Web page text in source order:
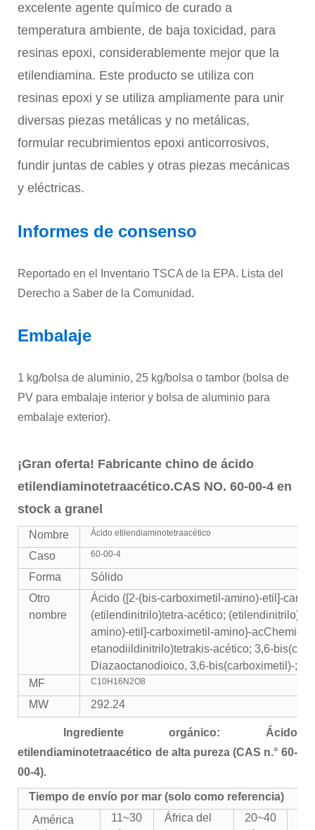
excelente agente químico de curado a
temperatura ambiente, de baja toxicidad, para
resinas epoxi, considerablemente mejor que la
etilendiamina. Este producto se utiliza con
resinas epoxi y se utiliza ampliamente para unir
diversas piezas metálicas y no metálicas,
formular recubrimientos epoxi anticorrosivos,
fundir juntas de cables y otras piezas mecánicas
y eléctricas.
Informes de consenso
Reportado en el Inventario TSCA de la EPA. Lista del
Derecho a Saber de la Comunidad.
Embalaje
1 kg/bolsa de aluminio, 25 kg/bolsa o tambor (bolsa de
PV para embalaje interior y bolsa de aluminio para
embalaje exterior).
¡Gran oferta! Fabricante chino de ácido
etilendiaminotetraacético.CAS NO. 60-00-4 en
stock a granel
Nombre Ácido etilendiaminotetraacético
Caso 60-00-4
Forma
Sólido
Otro
nombre
Ácido ([2-(bis-carboximetil-amino)-etil]-
(etilendinitrilo)tetra-acético;
amino)-etil]-carboximetil-amino}-
etanodiildinitrilo)tetrakis-acético; 3,6-
Diazaoctanodioico, 3,6-bis(carboximetil)-;
MF
C10H16N2O8
MW 292.24
Ingrediente orgánico: Ácido
etilendiaminotetraacético de alta pureza (CAS n.° 60-
00-4).
Tiempo de envío por mar (solo como referencia)
América
11~30
África del
20~40